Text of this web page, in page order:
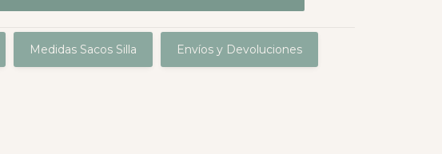
Medidas Sacos Silla Envíos y Devoluciones